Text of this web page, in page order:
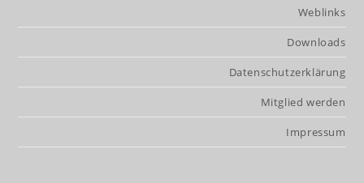
Weblinks
Downloads
Datenschutzerklärung
Mitglied werden
Impressum